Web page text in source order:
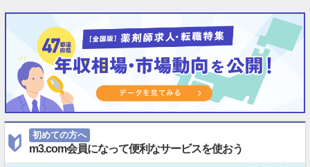
初めての方へ
m3.com会員になって便利なサービスを使おう